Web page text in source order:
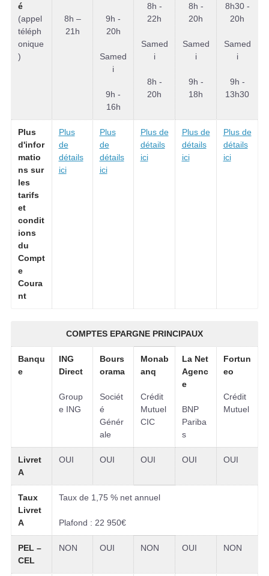
é
(appel
téléph
onique
)
8h –
21h
9h -
20h
Samed
i
9h -
16h
8h -
22h
Samed
i
8h -
20h
8h -
20h
Samed
i
9h -
18h
8h30 -
20h
Samed
i
9h -
13h30
Plus
d'infor
matio
ns sur
les
tarifs
et
condit
ions
du
Compt
e
Coura
nt
Plus
de
détails
ici
Plus
de
détails
ici
Plus de
détails
ici
Plus de
détails
ici
Plus de
détails
ici
COMPTES EPARGNE PRINCIPAUX
Banqu
e
ING
Direct
Group
e ING
Bours
orama
Sociét
é
Génér
ale
Monab
anq
Crédit
Mutuel
CIC
La Net
Agenc
e
BNP
Pariba
s
Fortun
eo
Crédit
Mutuel
Livret
A
OUI OUI OUI OUI OUI
Taux
Livret
A
Taux de 1,75 % net annuel
Plafond : 22 950€
PEL –
CEL
NON OUI NON OUI NON